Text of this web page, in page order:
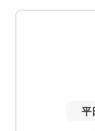
平